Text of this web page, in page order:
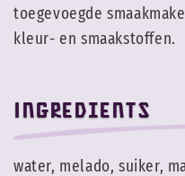
toegevoegde
kleur- en smaakstoffen.
Ingredients
water, melado, suiker,